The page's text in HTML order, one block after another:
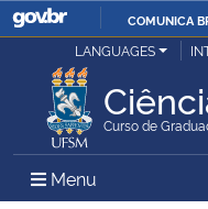
COMUNICA
Ministério da Justiça e
Ministério da Defesa
LANGUAGES
Curso de
Menu Menu